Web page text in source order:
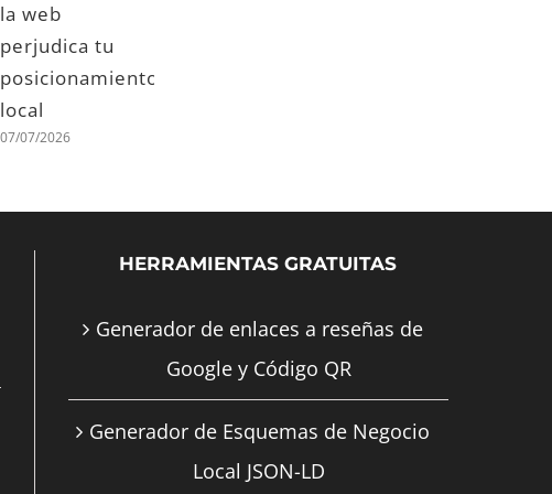
HERRAMIENTAS GRATUITAS
Generador de enlaces a reseñas de
Google y Código QR
Generador de Esquemas de Negocio
Local JSON-LD